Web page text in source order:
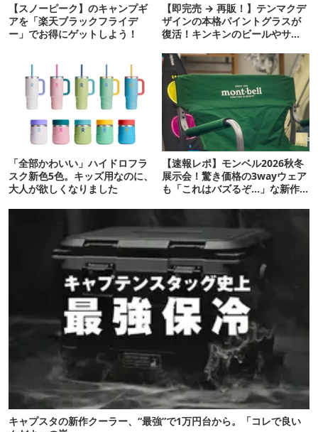
【スノーピーク】のキャンプギ
アを「楽天ブラックフライデ
ー」でお得にゲットしよう！
【即完売 → 再販！】テンマクデ
ザインの本格パイントグラスが
復活！キンキンのビールやサワ
「全部かわいい」ハイドロフラ
スク新色5色。キッズ用なのに、
大人が欲しくなりました
【速報レポ】モンベル2026秋冬
展示会！驚き価格の3wayウェア
も「これはバズるぞ…」な新作
キャプスタの新作クーラー、“最強”で1万円台から。「コレで良い